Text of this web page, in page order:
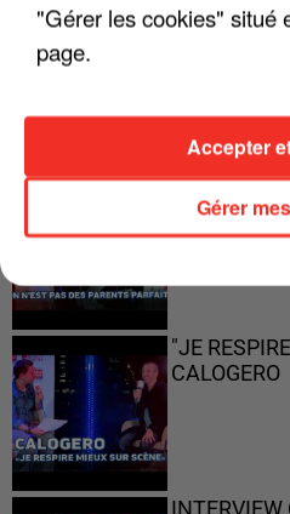
"ON A
"ON N'EST
PARFAITS"
"JE
CALOGERO
"Gérer les cookies" situé
page.
Gérer
Accepter